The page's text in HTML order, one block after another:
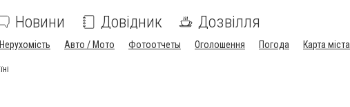
Новини Довідник Дозвілля
Нерухомість Авто / Мото Фотоотчеты Оголошення Погода Карта міста